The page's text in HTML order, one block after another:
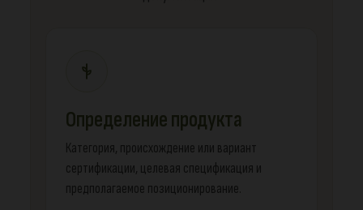
Определение продукта
Категория, происхождение или вариант
сертификации, целевая спецификация и
предполагаемое позиционирование.